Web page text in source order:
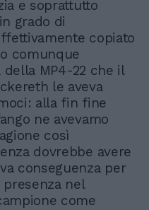
e soprattutto
grado di
copiato
comunque
MP4-22 che il
le aveva
alla fin fine
ne avevamo
così
dovrebbe avere
conseguenza per
presenza nel
come